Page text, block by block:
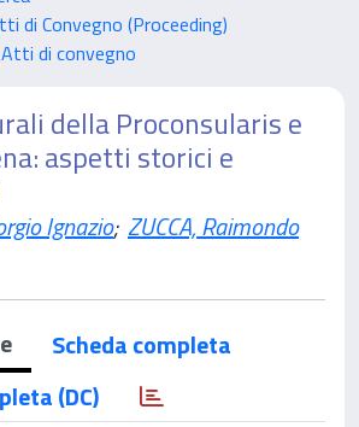
di Convegno (Proceeding)
di convegno
della Proconsularis e
aspetti storici e
Ignazio; ZUCCA, Raimondo
Scheda completa
(DC)